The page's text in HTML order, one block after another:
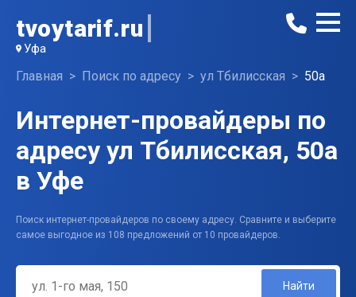
tvoytarif.ru
Уфа
Главная Поиск по адресу ул Тбилисская 50а
Интернет-провайдеры по
адресу ул Тбилисская, 50а
в Уфе
Поиск интернет-провайдеров по своему адресу. Сравните и выберите
самое выгодное из 108 предложений от 10 провайдеров.
Найти